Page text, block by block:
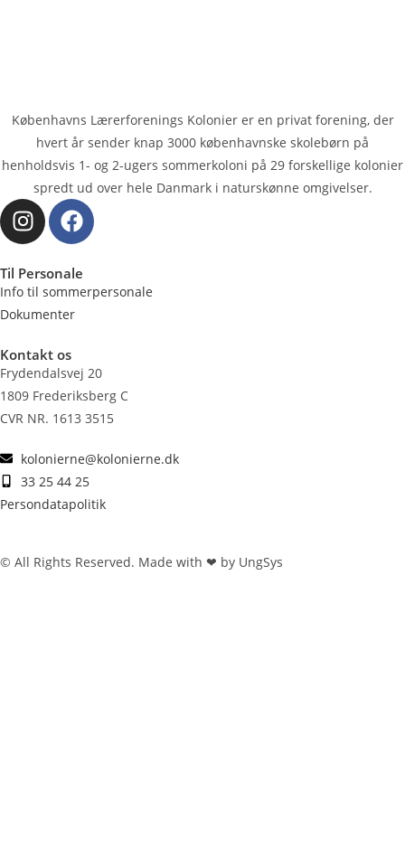
Københavns Lærerforenings Kolonier er en privat forening, der
hvert år sender knap 3000 køben­havnske skolebørn på
henholdsvis 1- og 2-ugers sommerkoloni på 29 forskellige kolonier
spredt ud over hele Danmark i naturskønne omgivelser.
Til Personale
Info til sommerpersonale
Dokumenter
Kontakt os
Frydendalsvej 20
1809 Frederiksberg C
CVR NR. 1613 3515
kolonierne@kolonierne.dk
33 25 44 25
Persondatapolitik
© All Rights Reserved. Made with ❤ by UngSys